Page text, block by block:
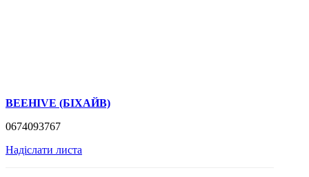
BEEHIVE (БІХАЙВ)
0674093767
Надіслати листа